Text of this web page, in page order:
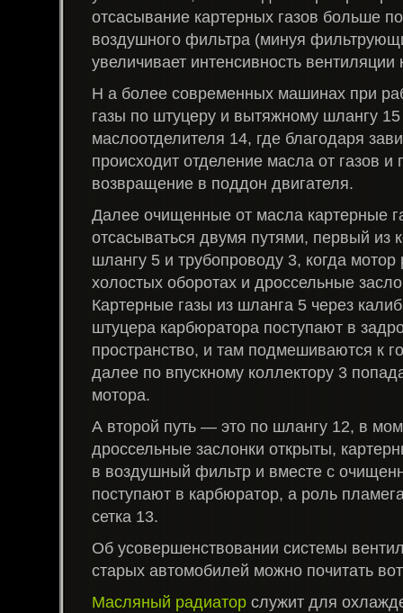
отсасывание картерных газов больше
воздушного фильтра (минуя
увеличивает интенсивность вентиляции
Н а более современных машинах при
газы по штуцеру и вытяжному шлангу 15
маслоотделителя 14, где благодаря
происходит отделение масла от газов
возвращение в поддон двигателя.
Далее очищенные от масла картерные
отсасываться двумя путями, первый из
шлангу 5 и трубопроводу 3, когда мотор
холостых оборотах и дроссельные
Картерные газы из шланга 5 через
штуцера карбюратора поступают в
пространство, и там подмешиваются к
далее по впускному коллектору 3
мотора.
А второй путь — это по шлангу 12, в
дроссельные заслонки открыты,
в воздушный фильтр и вместе с
поступают в карбюратор, а роль
сетка 13.
Об усовершенствовании системы
старых автомобилей можно почитать вот
Масляный радиатор служит для